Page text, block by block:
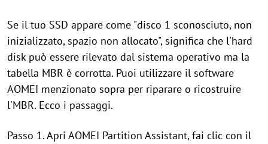
Se il tuo SSD appare come "disco 1 sconosciuto, non
inizializzato, spazio non allocato", significa che l'hard
disk può essere rilevato dal sistema operativo ma la
tabella MBR è corrotta. Puoi utilizzare il software
AOMEI menzionato sopra per riparare o ricostruire
l'MBR. Ecco i passaggi.
Passo 1. Apri AOMEI Partition Assistant, fai clic con il